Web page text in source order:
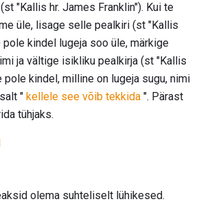
"Kallis hr. James Franklin"). Kui te
üle, lisage selle pealkiri (st "Kallis
pole kindel lugeja soo üle, märkige
ja vältige isikliku pealkirja (st "Kallis
pole kindel, milline on lugeja sugu, nimi
" kellele see võib tekkida ". Pärast
tühjaks.
olema suhteliselt lühikesed.